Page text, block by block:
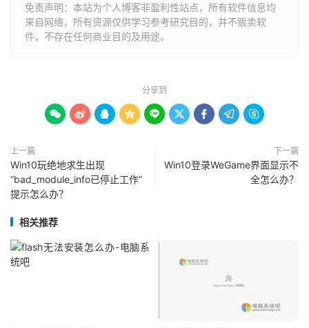
免责声明：本站为个人博客非盈利性站点，所有软件信息均
来自网络，所有资源仅供学习参考研究目的，并不贩卖软
件，不存在任何商业目的及用途。
分享到
        
上一篇
Win10玩绝地求生出现
“bad_module_info已停止工作”
提示怎么办？
下一篇
Win10登录WeGame界面显示不
全怎么办？
相关推荐